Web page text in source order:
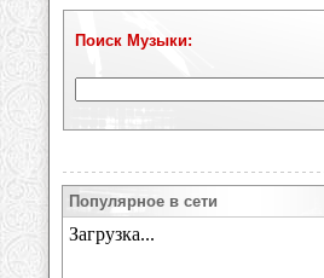
Поиск Музыки:
Популярное в сети